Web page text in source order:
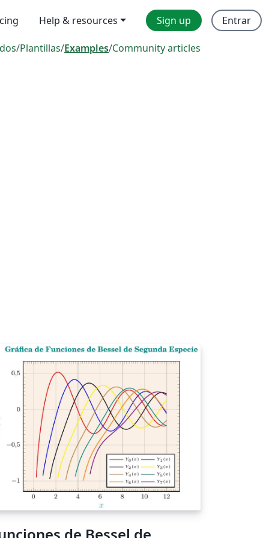
Help & resources Sign up Entrar
/Plantillas/Examples/Community articles